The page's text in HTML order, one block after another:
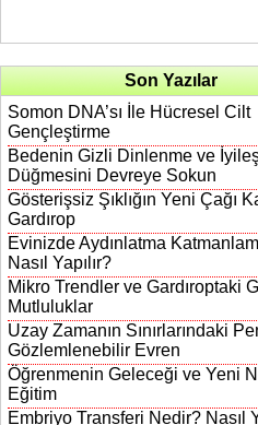
Son Yazılar
Somon DNA’sı İle Hücresel Cilt
Gençleştirme
Bedenin Gizli Dinlenme ve
Düğmesini Devreye Sokun
Gösterişsiz Şıklığın Yeni Çağı
Gardırop
Evinizde Aydınlatma
Nasıl Yapılır?
Mikro Trendler ve Gardıroptaki
Mutluluklar
Uzay Zamanın Sınırlarındaki
Gözlemlenebilir Evren
Öğrenmenin Geleceği ve Yeni
Eğitim
Embriyo Transferi Nedir? Nasıl